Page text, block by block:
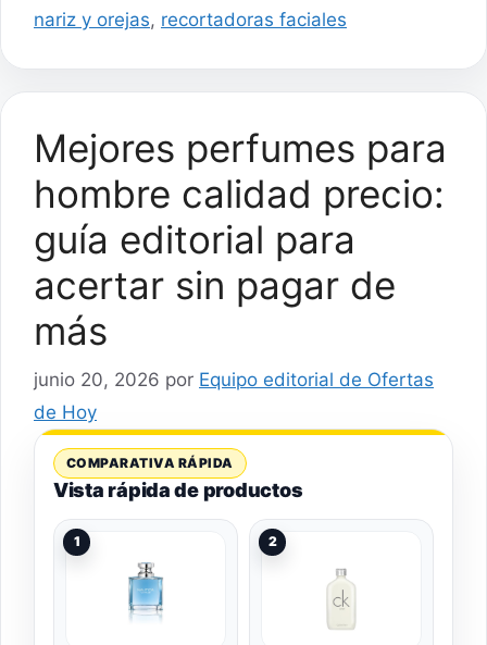
nariz y orejas, recortadoras faciales
Mejores perfumes para
hombre calidad precio:
guía editorial para
acertar sin pagar de
más
junio 20, 2026 por Equipo editorial de Ofertas
de Hoy
COMPARATIVA RÁPIDA
Vista rápida de productos
1 2